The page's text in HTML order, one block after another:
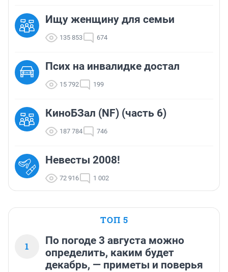
Ищу женщину для семьи
135 853 674
Псих на инвалидке достал
15 792 199
КиноБЗал (NF) (часть 6)
187 784 746
Невесты 2008!
72 916 1 002
ТОП 5
1
По погоде 3 августа можно
определить, каким будет
декабрь, — приметы и поверья